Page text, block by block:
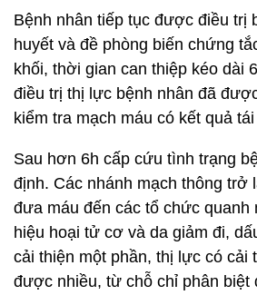
Bệnh nhân tiếp tục được điều trị
huyết và đề phòng biến chứng
khối, thời gian can thiệp kéo dài
điều trị thị lực bệnh nhân đã
kiểm tra mạch máu có kết quả
Sau hơn 6h cấp cứu tình trạng
định. Các nhánh mạch thông trở
đưa máu đến các tổ chức quanh
hiệu hoại tử cơ và da giảm đi,
cải thiện một phần, thị lực có cải
được nhiều, từ chỗ chỉ phân biệt